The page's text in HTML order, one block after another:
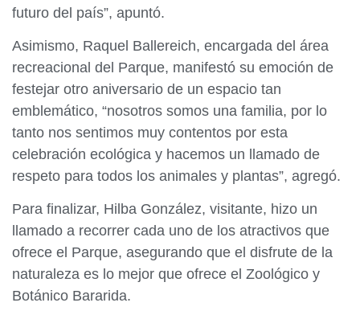
futuro del país”, apuntó.
Asimismo, Raquel Ballereich, encargada del área
recreacional del Parque, manifestó su emoción de
festejar otro aniversario de un espacio tan
emblemático, “nosotros somos una familia, por lo
tanto nos sentimos muy contentos por esta
celebración ecológica y hacemos un llamado de
respeto para todos los animales y plantas”, agregó.
Para finalizar, Hilba González, visitante, hizo un
llamado a recorrer cada uno de los atractivos que
ofrece el Parque, asegurando que el disfrute de la
naturaleza es lo mejor que ofrece el Zoológico y
Botánico Bararida.